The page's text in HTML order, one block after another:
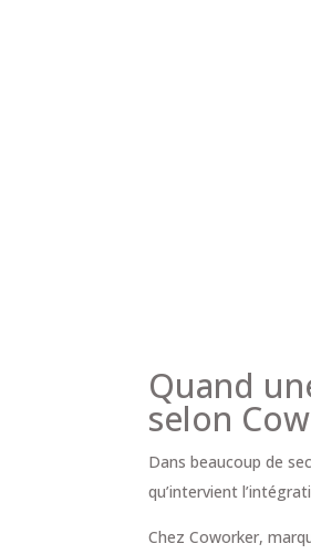
Quand
selon
Dans beaucoup de
qu’intervient
Chez Coworker,